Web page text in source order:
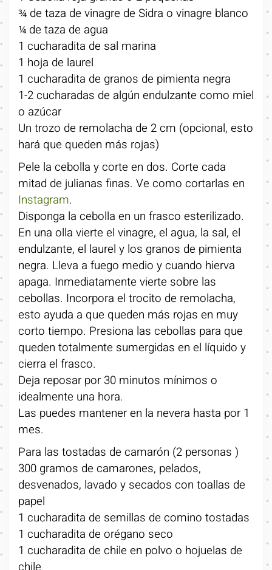
¾ de taza de vinagre de Sidra o vinagre blanco
¼ de taza de agua
1 cucharadita de sal marina
1 hoja de laurel
1 cucharadita de granos de pimienta negra
1-2 cucharadas de algún endulzante como miel
o azúcar
Un trozo de remolacha de 2 cm (opcional, esto
hará que queden más rojas)
Pele la cebolla y corte en dos. Corte cada
mitad de julianas finas. Ve como cortarlas en
Instagram.
Disponga la cebolla en un frasco esterilizado.
En una olla vierte el vinagre, el agua, la sal, el
endulzante, el laurel y los granos de pimienta
negra. Lleva a fuego medio y cuando hierva
apaga. Inmediatamente vierte sobre las
cebollas. Incorpora el trocito de remolacha,
esto ayuda a que queden más rojas en muy
corto tiempo. Presiona las cebollas para que
queden totalmente sumergidas en el líquido y
cierra el frasco.
Deja reposar por 30 minutos mínimos o
idealmente una hora.
Las puedes mantener en la nevera hasta por 1
mes.
Para las tostadas de camarón (2 personas )
300 gramos de camarones, pelados,
desvenados, lavado y secados con toallas de
papel
1 cucharadita de semillas de comino tostadas
1 cucharadita de orégano seco
1 cucharadita de chile en polvo o hojuelas de